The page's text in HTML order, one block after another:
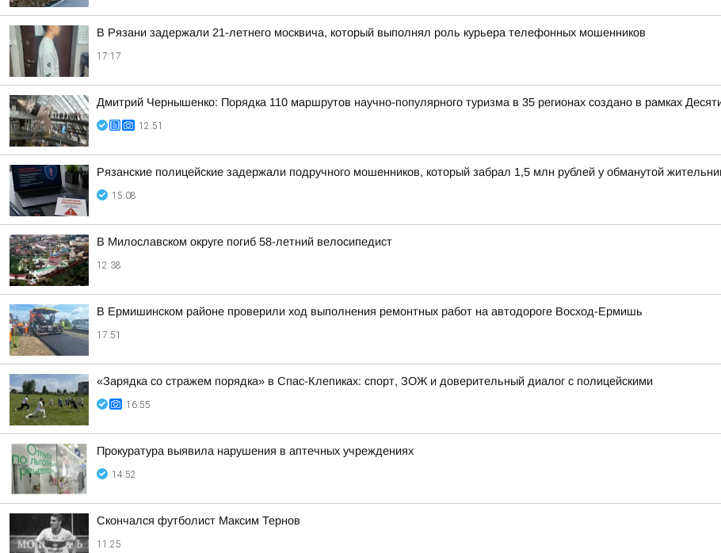
В Рязани задержали 21-летнего москвича, который выполнял роль курьера телефонных мошенников
17:17
Дмитрий Чернышенко: Порядка 110 маршрутов научно-популярного туризма в 35 регионах создано в рамках
12:51
Рязанские полицейские задержали подручного мошенников, который забрал 1,5 млн рублей у обманутой
15:08
В Милославском округе погиб 58-летний велосипедист
12:38
В Ермишинском районе проверили ход выполнения ремонтных работ на автодороге Восход-Ермишь
17:51
«Зарядка со стражем порядка» в Спас-Клепиках: спорт, ЗОЖ и доверительный диалог с полицейскими
16:55
Прокуратура выявила нарушения в аптечных учреждениях
14:52
Скончался футболист Максим Тернов
11:25